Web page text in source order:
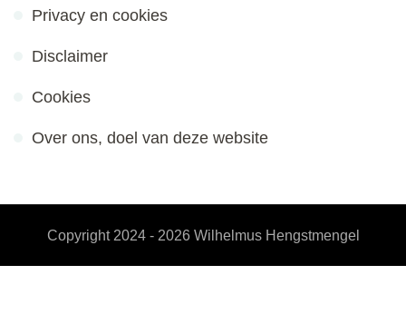
Privacy en cookies
Disclaimer
Cookies
Over ons, doel van deze website
Copyright 2024 - 2026 Wilhelmus Hengstmengel